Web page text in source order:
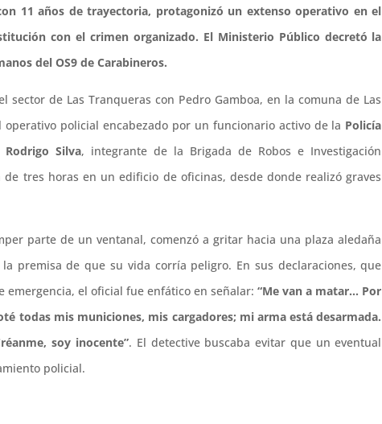
11 años de trayectoria, protagonizó un extenso operativo en el
con el crimen organizado. El Ministerio Público decretó la
del OS9 de Carabineros.
de Las Tranqueras con Pedro Gamboa, en la comuna de Las
policial encabezado por un funcionario activo de la Policía
Rodrigo Silva, integrante de la Brigada de Robos e Investigación
tres horas en un edificio de oficinas, desde donde realizó graves
parte de un ventanal, comenzó a gritar hacia una plaza aledaña
premisa de que su vida corría peligro. En sus declaraciones, que
emergencia, el oficial fue enfático en señalar:“Me van a matar… Por
todas mis municiones, mis cargadores; mi arma está desarmada.
soy inocente”. El detective buscaba evitar que un eventual
policial.